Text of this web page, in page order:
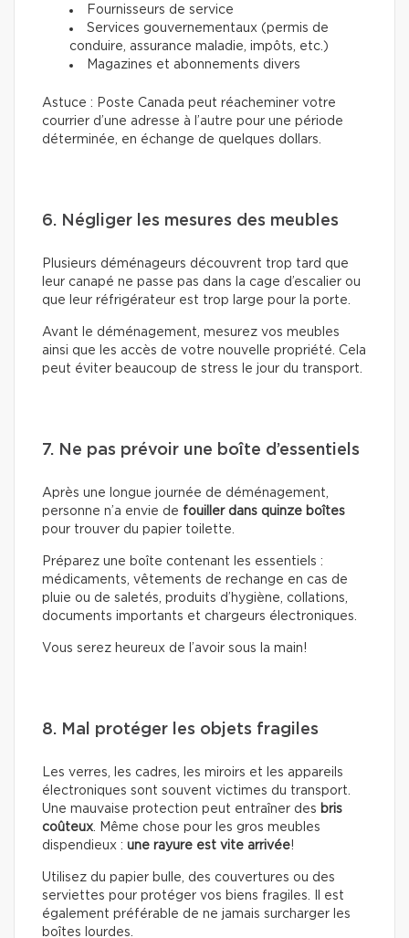
Fournisseurs de service
Services gouvernementaux (permis de
conduire, assurance maladie, impôts, etc.)
Magazines et abonnements divers
Astuce : Poste Canada peut réacheminer votre
courrier d’une adresse à l’autre pour une période
déterminée, en échange de quelques dollars.
6. Négliger les mesures des meubles
Plusieurs déménageurs découvrent trop tard que
leur canapé ne passe pas dans la cage d’escalier ou
que leur réfrigérateur est trop large pour la porte.
Avant le déménagement, mesurez vos meubles
ainsi que les accès de votre nouvelle propriété. Cela
peut éviter beaucoup de stress le jour du transport.
7. Ne pas prévoir une boîte d’essentiels
Après une longue journée de déménagement,
personne n’a envie de fouiller dans quinze boîtes
pour trouver du papier toilette.
Préparez une boîte contenant les essentiels :
médicaments, vêtements de rechange en cas de
pluie ou de saletés, produits d’hygiène, collations,
documents importants et chargeurs électroniques.
Vous serez heureux de l’avoir sous la main!
8. Mal protéger les objets fragiles
Les verres, les cadres, les miroirs et les appareils
électroniques sont souvent victimes du transport.
Une mauvaise protection peut entraîner des bris
coûteux. Même chose pour les gros meubles
dispendieux : une rayure est vite arrivée!
Utilisez du papier bulle, des couvertures ou des
serviettes pour protéger vos biens fragiles. Il est
également préférable de ne jamais surcharger les
boîtes lourdes.